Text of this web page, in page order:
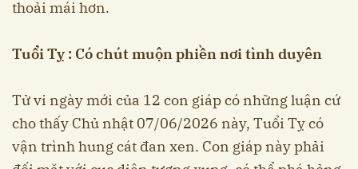
thoải mái hơn.
Tuổi Tỵ : Có chút muộn phiền nơi tình duyên
Tử vi ngày mới của 12 con giáp có những luận cứ
cho thấy Chủ nhật 07/06/2026 này, Tuổi Tỵ có
vận trình hung cát đan xen. Con giáp này phải